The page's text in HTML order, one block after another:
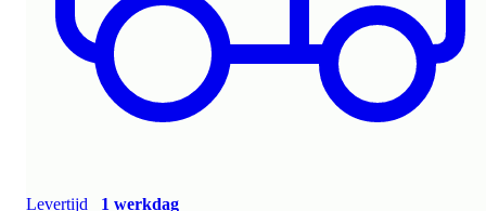
Levertijd 1 werkdag